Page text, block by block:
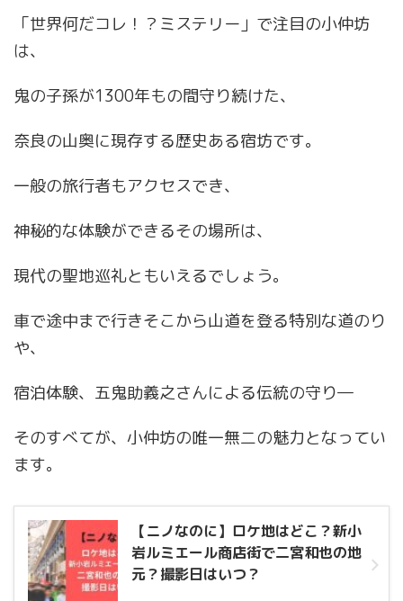
「世界何だコレ！？ミステリー」で注目の小仲坊
は、
鬼の子孫が1300年もの間守り続けた、
奈良の山奥に現存する歴史ある宿坊です。
一般の旅行者もアクセスでき、
神秘的な体験ができるその場所は、
現代の聖地巡礼ともいえるでしょう。
車で途中まで行きそこから山道を登る特別な道のり
や、
宿泊体験、五鬼助義之さんによる伝統の守り―
そのすべてが、小仲坊の唯一無二の魅力となってい
ます。
【ニノなのに】ロケ地はどこ？新小
岩ルミエール商店街で二宮和也の地
元？撮影日はいつ？